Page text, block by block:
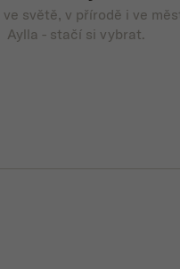
ve světě, v přírodě i ve
Aylla - stačí si vybrat.